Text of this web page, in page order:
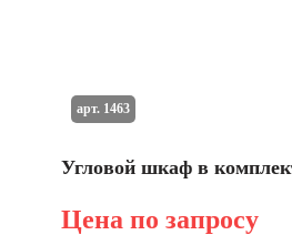
Угловой шкаф в
Цена по запросу
арт. 1463